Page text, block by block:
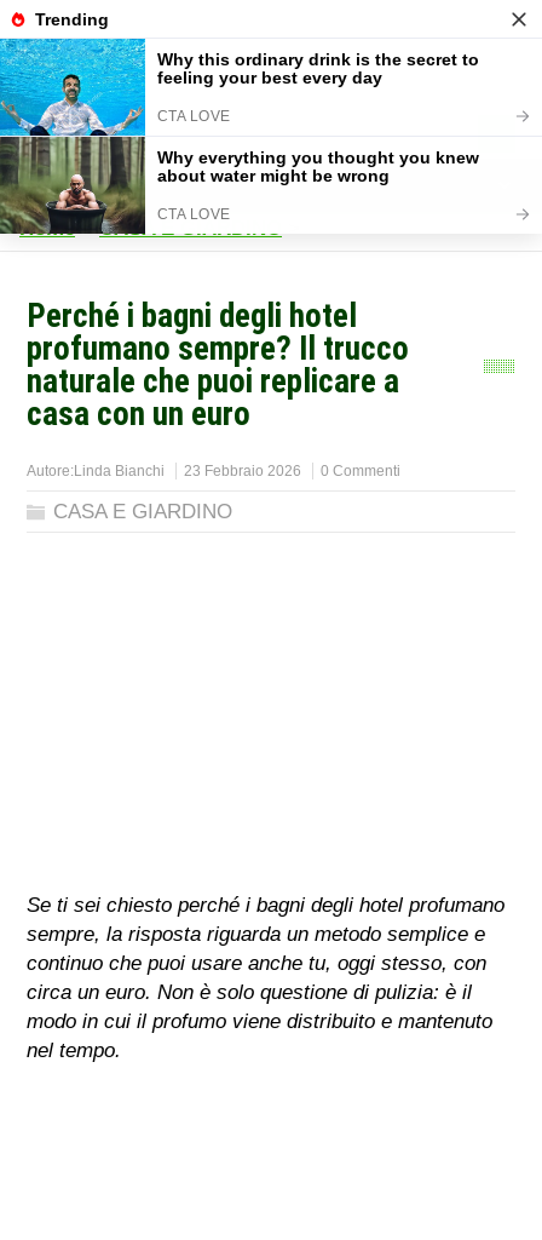
Home >CASA E GIARDINO
Perché i bagni degli hotel
profumano sempre? Il trucco
naturale che puoi replicare a
casa con un euro
Autore:Linda Bianchi 23 Febbraio 2026 0 Commenti
CASA E GIARDINO
Se ti sei chiesto perché i bagni degli hotel profumano
sempre, la risposta riguarda un metodo semplice e
continuo che puoi usare anche tu, oggi stesso, con
circa un euro. Non è solo questione di pulizia: è il
modo in cui il profumo viene distribuito e mantenuto
nel tempo.